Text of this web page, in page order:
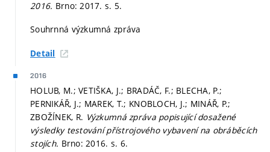
2016. Brno: 2017.s. 5.
Souhrnná výzkumná zpráva
Detail
2016
HOLUB, M.; VETIŠKA, J.; BRADÁČ, F.; BLECHA, P.;
PERNIKÁŘ, J.; MAREK, T.; KNOBLOCH, J.; MINÁŘ, P.;
ZBOŽÍNEK, R. Výzkumná zpráva popisující dosažené
výsledky testování přístrojového vybavení na obráběcích
stojích. Brno: 2016. s. 6.